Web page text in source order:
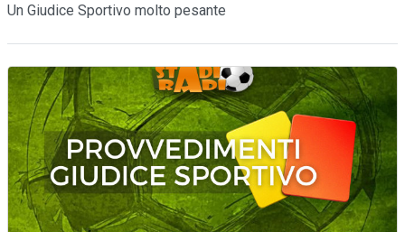
Un Giudice Sportivo molto pesante